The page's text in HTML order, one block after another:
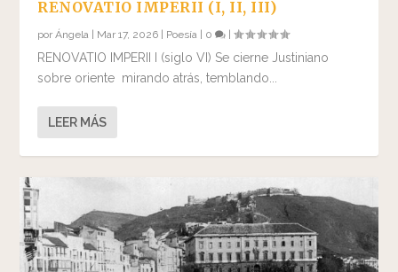
RENOVATIO IMPERII (I, II, III)
porÁngela | Mar 17, 2026 | Poesía | 0 |
RENOVATIO IMPERII I (siglo VI) Se cierne Justiniano
sobre oriente mirando atrás, temblando...
LEER MÁS